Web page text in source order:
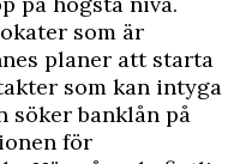
som är
planer att starta
som kan intyga
söker banklån på
för